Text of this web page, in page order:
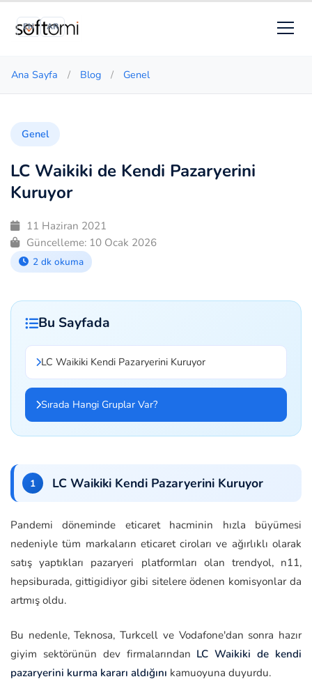
EN AR
Ana Sayfa / Blog / Genel
Genel
LC Waikiki de Kendi Pazaryerini
Kuruyor
11 Haziran 2021
Güncelleme: 10 Ocak 2026
2 dk okuma
Bu Sayfada
LC Waikiki Kendi Pazaryerini Kuruyor
Sırada Hangi Gruplar Var?
LC Waikiki Kendi Pazaryerini Kuruyor
Pandemi döneminde eticaret hacminin hızla büyümesi
nedeniyle tüm markaların eticaret ciroları ve ağırlıklı olarak
satış yaptıkları pazaryeri platformları olan trendyol, n11,
hepsiburada, gittigidiyor gibi sitelere ödenen komisyonlar da
artmış oldu.
Bu nedenle, Teknosa, Turkcell ve Vodafone'dan sonra hazır
giyim sektörünün dev firmalarından LC Waikiki de kendi
pazaryerini kurma kararı aldığını kamuoyuna duyurdu.